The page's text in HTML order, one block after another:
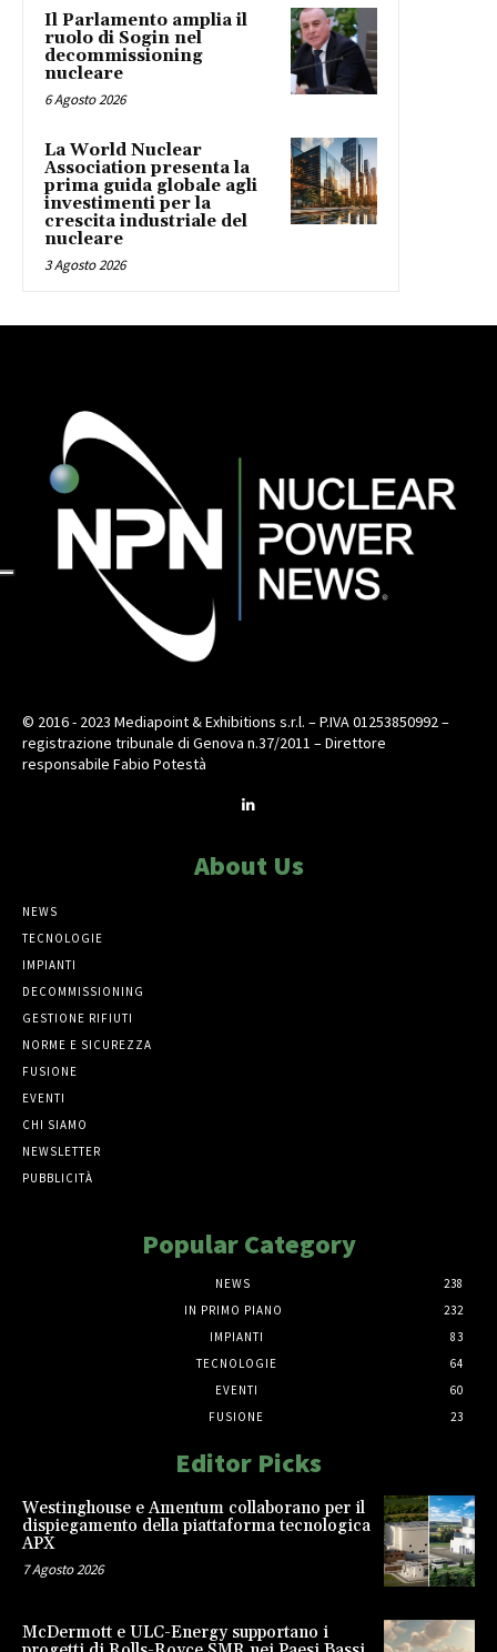
Il Parlamento amplia il
ruolo di Sogin nel
decommissioning
nucleare
6 Agosto 2026
La World Nuclear
Association presenta la
prima guida globale agli
investimenti per la
crescita industriale del
nucleare
3 Agosto 2026
© 2016 - 2023 Mediapoint & Exhibitions s.r.l. – P.IVA 01253850992 –
registrazione tribunale di Genova n.37/2011 – Direttore
responsabile Fabio Potestà
About Us
NEWS
TECNOLOGIE
IMPIANTI
DECOMMISSIONING
GESTIONE RIFIUTI
NORME E SICUREZZA
FUSIONE
EVENTI
CHI SIAMO
NEWSLETTER
PUBBLICITÀ
Popular Category
NEWS
238
IN PRIMO PIANO
232
IMPIANTI
83
TECNOLOGIE
64
EVENTI
60
FUSIONE
23
Editor Picks
Westinghouse e Amentum collaborano per il
dispiegamento della piattaforma tecnologica
APX
7 Agosto 2026
McDermott e ULC-Energy supportano i